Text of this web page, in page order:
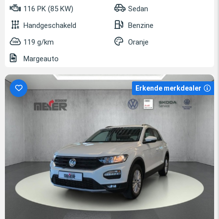
116 PK (85 KW)
Sedan
Handgeschakeld
Benzine
119 g/km
Oranje
Margeauto
Erkende merkdealer